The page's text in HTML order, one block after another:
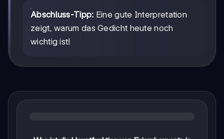
Abschluss-Tipp: Eine gute Interpretation
zeigt, warum das Gedicht heute noch
wichtig ist!